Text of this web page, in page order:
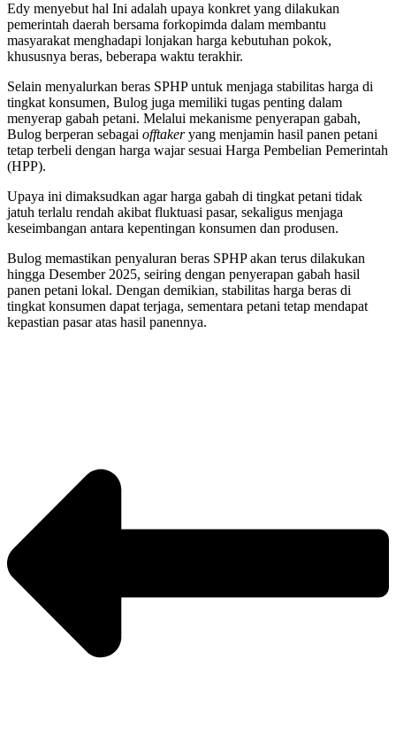
Edy menyebut hal Ini adalah upaya konkret yang dilakukan
pemerintah daerah bersama forkopimda dalam membantu
masyarakat menghadapi lonjakan harga kebutuhan pokok,
khususnya beras, beberapa waktu terakhir.
Selain menyalurkan beras SPHP untuk menjaga stabilitas harga di
tingkat konsumen, Bulog juga memiliki tugas penting dalam
menyerap gabah petani. Melalui mekanisme penyerapan gabah,
Bulog berperan sebagai offtakeryang menjamin hasil panen petani
tetap terbeli dengan harga wajar sesuai Harga Pembelian Pemerintah
(HPP).
Upaya ini dimaksudkan agar harga gabah di tingkat petani tidak
jatuh terlalu rendah akibat fluktuasi pasar, sekaligus menjaga
keseimbangan antara kepentingan konsumen dan produsen.
Bulog memastikan penyaluran beras SPHP akan terus dilakukan
hingga Desember 2025, seiring dengan penyerapan gabah hasil
panen petani lokal. Dengan demikian, stabilitas harga beras di
tingkat konsumen dapat terjaga, sementara petani tetap mendapat
kepastian pasar atas hasil panennya.